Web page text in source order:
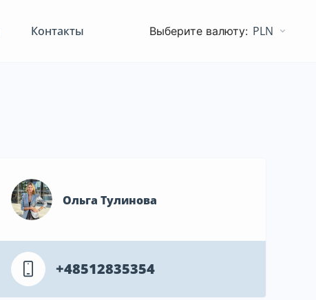
Контакты PLN
Ольга Тулинова
+48512835354